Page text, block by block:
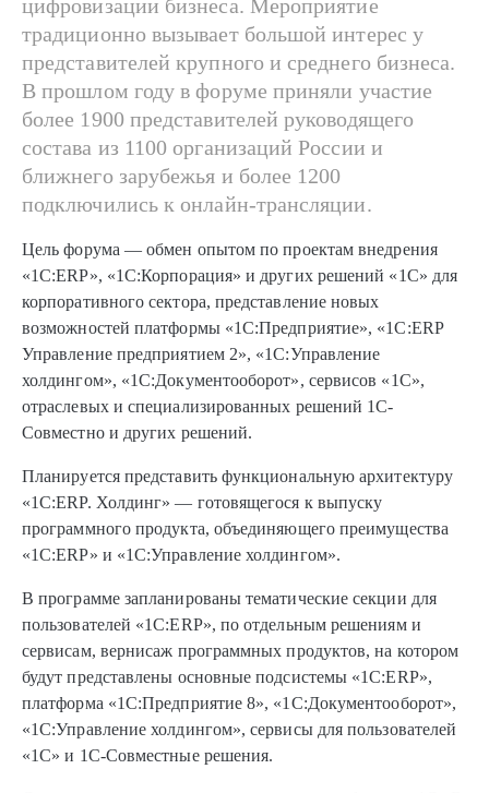
цифровизации бизнеса. Мероприятие
традиционно вызывает большой интерес у
представителей крупного и среднего бизнеса.
В прошлом году в форуме приняли участие
более 1900 представителей руководящего
состава из 1100 организаций России и
ближнего зарубежья и более 1200
подключились к онлайн-трансляции.
Цель форума — обмен опытом по проектам внедрения
«1С:ERP», «1С:Корпорация» и других решений «1С» для
корпоративного сектора, представление новых
возможностей платформы «1С:Предприятие», «1С:ERP
Управление предприятием 2», «1С:Управление
холдингом», «1С:Документооборот», сервисов «1С»,
отраслевых и специализированных решений 1С-
Совместно и других решений.
Планируется представить функциональную архитектуру
«1С:ERP. Холдинг» — готовящегося к выпуску
программного продукта, объединяющего преимущества
«1С:ERP» и «1С:Управление холдингом».
В программе запланированы тематические секции для
пользователей «1С:ERP», по отдельным решениям и
сервисам, вернисаж программных продуктов, на котором
будут представлены основные подсистемы «1С:ERP»,
платформа «1С:Предприятие 8», «1С:Документооборот»,
«1С:Управление холдингом», сервисы для пользователей
«1С» и 1С-Совместные решения.